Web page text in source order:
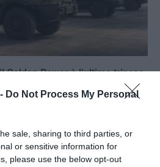
Do Not Process My Personal
sale, sharing to third parties, or
or sensitive information for
please use the below opt-out
Golden Power è l’ultima trincea